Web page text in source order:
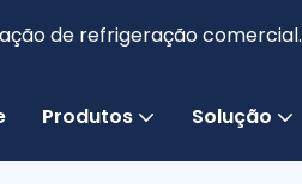
de refrigeração comercial.
Produtos Solução